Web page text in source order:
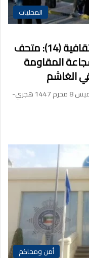
المحليات
مبادرة الوفاق| معالم الكويت الثقافية (14): متحف
المقاومة
الغاشم
جريدة الوفاق – السنة الثانية (العدد 320) – الخميس 8 محرم 1447 هجري-
أمن ومحاكم